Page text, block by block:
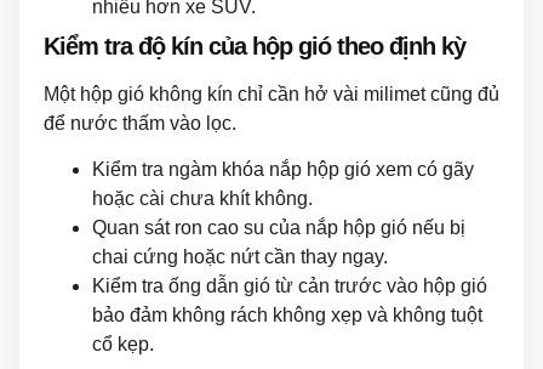
nhiều hơn xe SUV.
Kiểm tra độ kín của hộp gió theo định kỳ
Một hộp gió không kín chỉ cần hở vài milimet cũng đủ
để nước thấm vào lọc.
Kiểm tra ngàm khóa nắp hộp gió xem có gãy
hoặc cài chưa khít không.
Quan sát ron cao su của nắp hộp gió nếu bị
chai cứng hoặc nứt cần thay ngay.
Kiểm tra ống dẫn gió từ cản trước vào hộp gió
bảo đảm không rách không xẹp và không tuột
cổ kẹp.